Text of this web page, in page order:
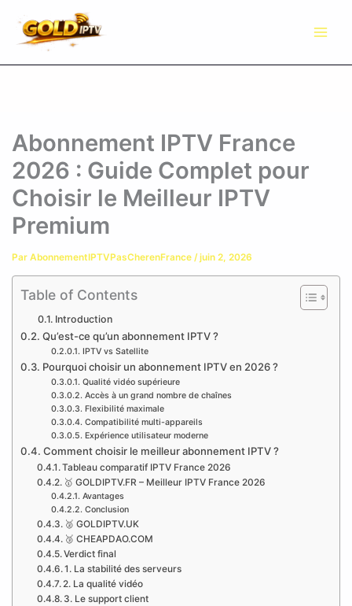
contenu
Abonnement IPTV France
2026 : Guide Complet pour
Choisir le Meilleur IPTV
Premium
Par AbonnementIPTVPasCherenFrance /juin 2, 2026
Table of Contents
Introduction
Qu’est-ce qu’un abonnement IPTV ?
IPTV vs Satellite
Pourquoi choisir un abonnement IPTV en 2026 ?
Qualité vidéo supérieure
Accès à un grand nombre de chaînes
Flexibilité maximale
Compatibilité multi-appareils
Expérience utilisateur moderne
Comment choisir le meilleur abonnement IPTV ?
Tableau comparatif IPTV France 2026
🥇 GOLDIPTV.FR – Meilleur IPTV France 2026
Avantages
Conclusion
🥈 GOLDIPTV.UK
🥉 CHEAPDAO.COM
Verdict final
1. La stabilité des serveurs
2. La qualité vidéo
3. Le support client